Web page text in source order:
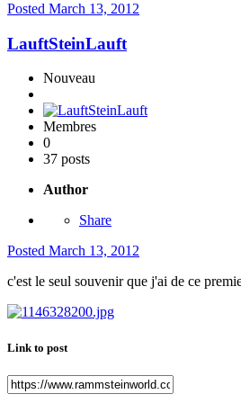
Posted March 13, 2012
LauftSteinLauft
Nouveau
Membres
0
37 posts
Author
Share
Posted March 13, 2012
c'est le seul souvenir que j'ai de ce
Link to post